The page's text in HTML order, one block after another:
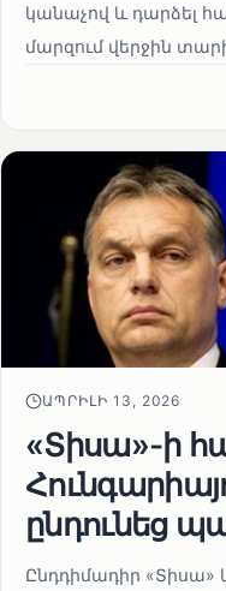
կանաչով և դարձել
մարզում վերջին
ԱՊՐԻԼԻ 13, 2026
«Տիսա»-ի
ընդունեց
Ընդդիմադիր «Տիսա»